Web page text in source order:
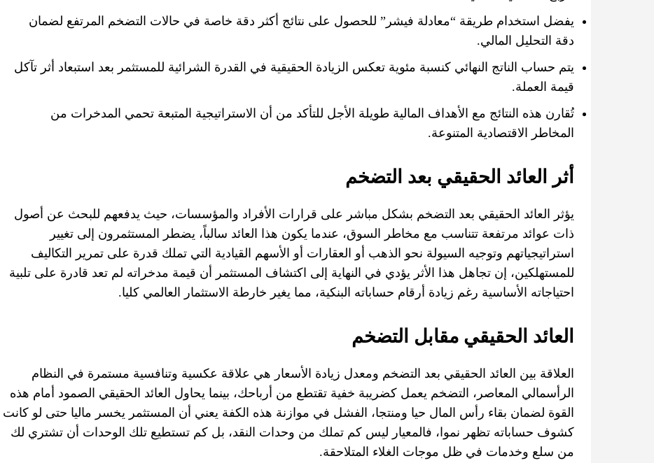
يفضل استخدام طريقة “معادلة فيشر” للحصول على نتائج أكثر دقة خاصة في حالات التضخم المرتفع لضمان
دقة التحليل المالي.
يتم حساب الناتج النهائي كنسبة مئوية تعكس الزيادة الحقيقية في القدرة الشرائية للمستثمر بعد استبعاد أثر تآكل
قيمة العملة.
تُقارن هذه النتائج مع الأهداف المالية طويلة الأجل للتأكد من أن الاستراتيجية المتبعة تحمي المدخرات من
المخاطر الاقتصادية المتنوعة.
أثر العائد الحقيقي بعد التضخم
يؤثر العائد الحقيقي بعد التضخم بشكل مباشر على قرارات الأفراد والمؤسسات، حيث يدفعهم للبحث عن أصول
ذات عوائد مرتفعة تتناسب مع مخاطر السوق، عندما يكون هذا العائد سالباً، يضطر المستثمرون إلى تغيير
استراتيجياتهم وتوجيه السيولة نحو الذهب أو العقارات أو الأسهم القيادية التي تملك قدرة على تمرير التكاليف
للمستهلكين، إن تجاهل هذا الأثر يؤدي في النهاية إلى اكتشاف المستثمر أن قيمة مدخراته لم تعد قادرة على تلبية
احتياجاته الأساسية رغم زيادة أرقام حساباته البنكية، مما يغير خارطة الاستثمار العالمي كليا.
العائد الحقيقي مقابل التضخم
العلاقة بين العائد الحقيقي بعد التضخم ومعدل زيادة الأسعار هي علاقة عكسية وتنافسية مستمرة في النظام
الرأسمالي المعاصر، التضخم يعمل كضريبة خفية تقتطع من أرباحك، بينما يحاول العائد الحقيقي الصمود أمام هذه
القوة لضمان بقاء رأس المال حيا ومنتجا، الفشل في موازنة هذه الكفة يعني أن المستثمر يخسر ماليا حتى لو كانت
كشوف حساباته تظهر نموا، فالمعيار ليس كم تملك من وحدات النقد، بل كم تستطيع تلك الوحدات أن تشتري لك
من سلع وخدمات في ظل موجات الغلاء المتلاحقة.